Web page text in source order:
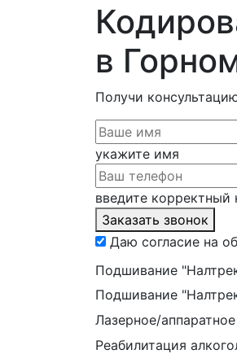
в
Получи
укажите имя
введите корректный
Заказать звонок
Даю согласие на
Подшивание
Подшивание
Лазерное/
Реабилитация